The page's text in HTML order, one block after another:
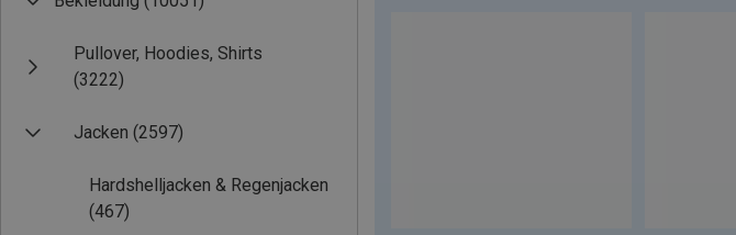
Pullover, Hoodies, Shirts
(3222)
Jacken (2597)
Hardshelljacken & Regenjacken
(467)